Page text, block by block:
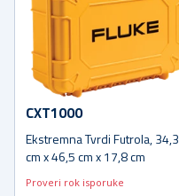
CXT1000
Ekstremna Tvrdi Futrola, 34,3
cm x 46,5 cm x 17,8 cm
Proveri rok isporuke